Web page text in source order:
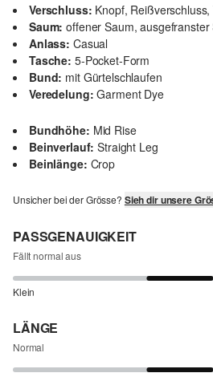
Verschluss: Knopf,
Saum: offener Saum, ausgefranster
Anlass: Casual
Tasche: 5-Pocket-Form
Bund: mit Gürtelschlaufen
Veredelung: Garment Dye
Bundhöhe: Mid Rise
Beinverlauf: Straight Leg
Beinlänge: Crop
Unsicher bei der Grösse? Sieh dir unsere
PASSGENAUIGKEIT
Fällt normal aus
Klein
LÄNGE
Normal